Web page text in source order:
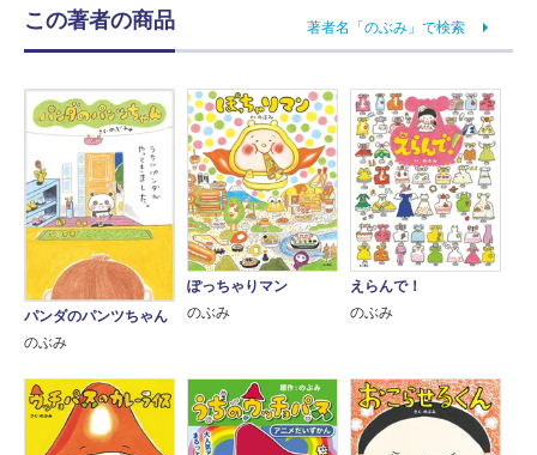
この著者の商品 著者名「のぶみ」で検索
パンダのパンツちゃん
のぶみ
ぽっちゃりマン
のぶみ
えらんで！
のぶみ